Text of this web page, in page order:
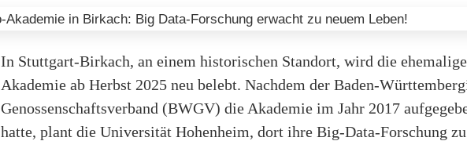
In Stuttgart-Birkach, an einem historischen Standort, wird die
Akademie ab Herbst 2025 neu belebt. Nachdem der Baden-
Genossenschaftsverband (BWGV) die Akademie im Jahr 2017
hatte, plant die Universität Hohenheim, dort ihre Big-Data-Forschung zu